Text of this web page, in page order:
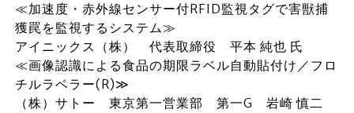
≪加速度・赤外線センサー付RFID監視タグで害獣捕
獲罠を監視するシステム≫
アイニックス（株） 代表取締役 平本 純也 氏
≪画像認識による食品の期限ラベル自動貼付け／フロ
チルラベラー(R)≫
（株）サトー 東京第一営業部 第一G 岩崎 慎二